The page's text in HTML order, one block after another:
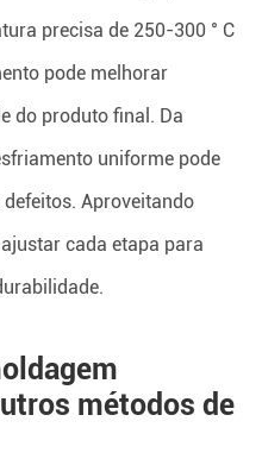
precisa de 250-300 ° C
pode melhorar
do produto final. Da
uniforme pode
Aproveitando
cada etapa para
métodos de